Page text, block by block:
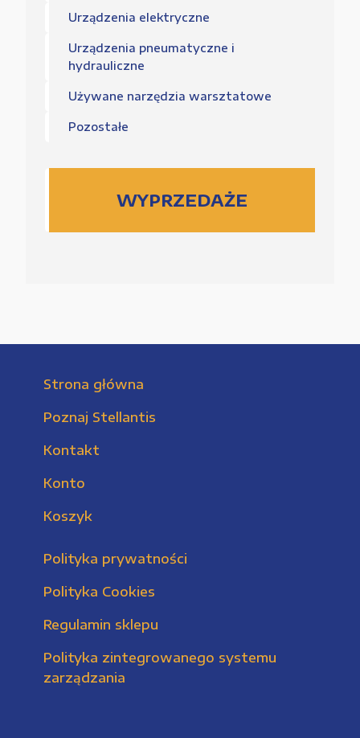
Urządzenia elektryczne
Urządzenia pneumatyczne i
hydrauliczne
Używane narzędzia warsztatowe
Pozostałe
WYPRZEDAŻE
Strona główna
Poznaj Stellantis
Kontakt
Konto
Koszyk
Polityka prywatności
Polityka Cookies
Regulamin sklepu
Polityka zintegrowanego systemu
zarządzania